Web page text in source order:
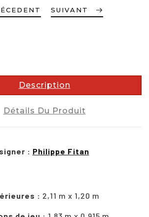
SUIVANT
Description
Détails Du Produit
: Philippe Fitan
: 2,11 m x 1,20 m